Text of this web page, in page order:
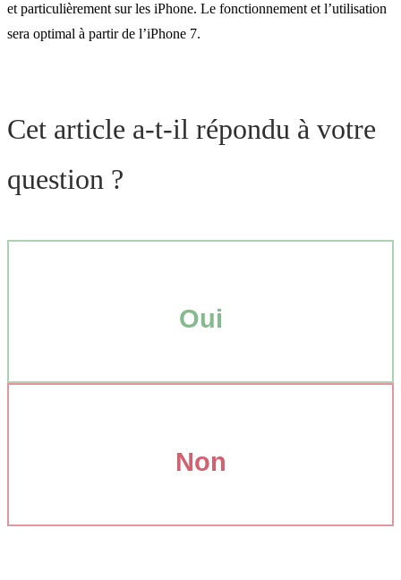
et particulièrement sur les iPhone. Le fonctionnement et l’utilisation
sera optimal à partir de l’iPhone 7.
Cet article a-t-il répondu à votre
question ?
Oui
Non